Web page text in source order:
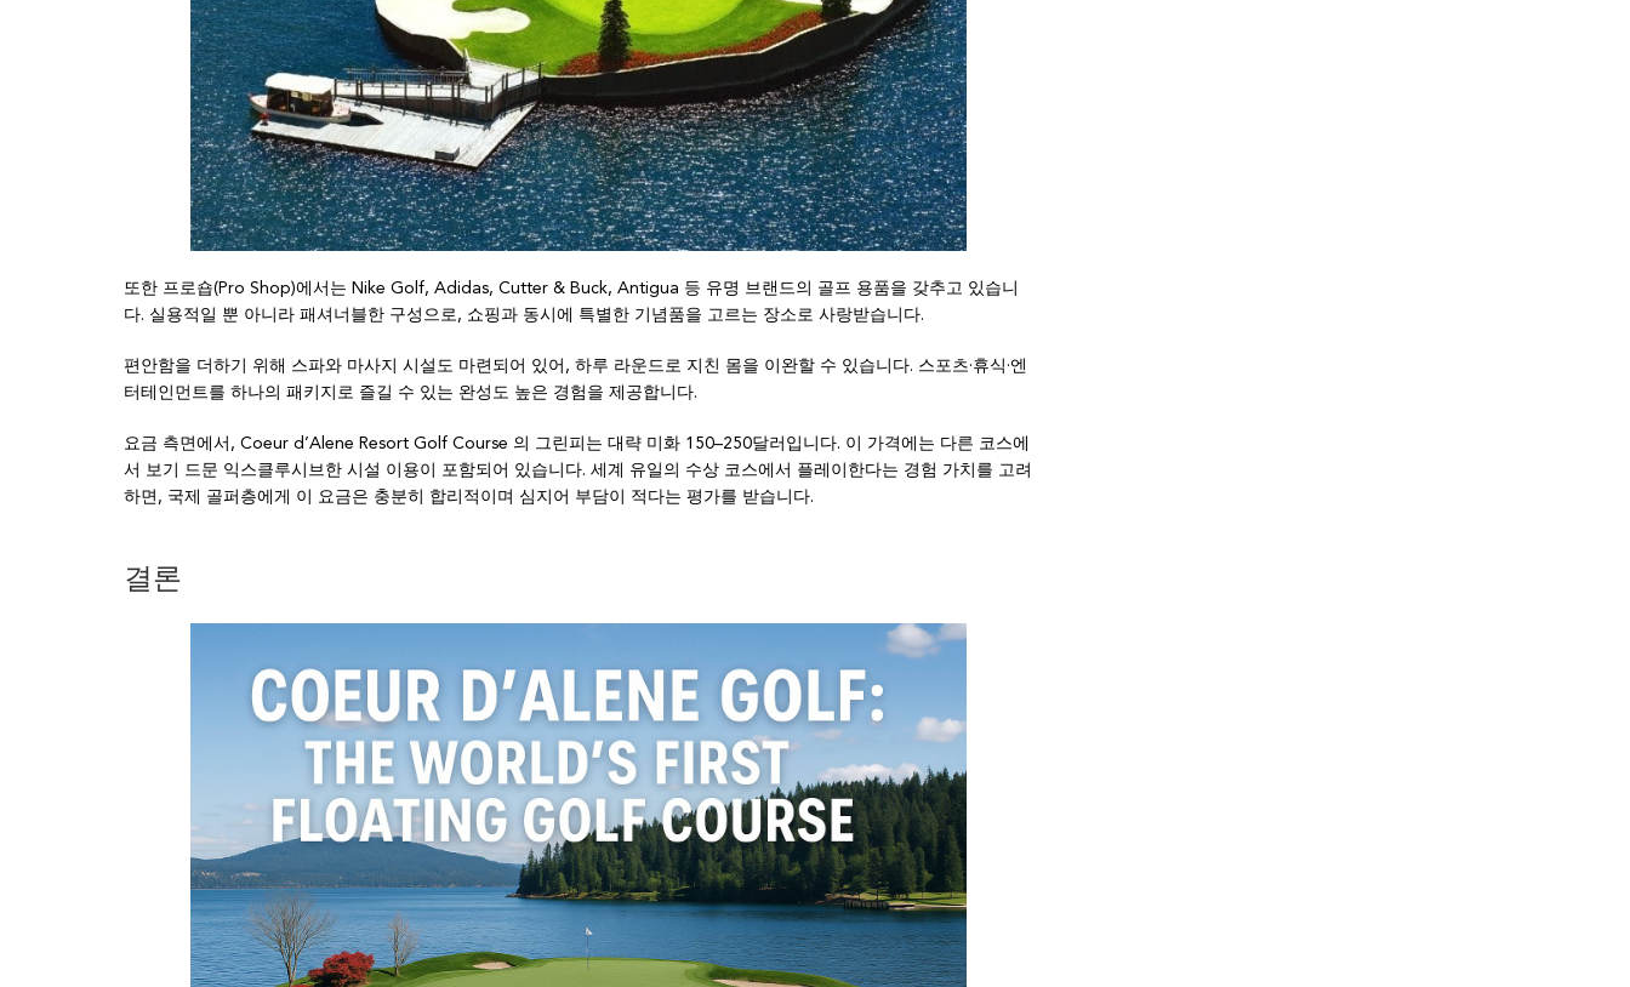
또한 프로숍(Pro Shop)에서는 Nike Golf, Adidas, Cutter & Buck, Antigua 등 유명 브랜드의 골프 용품을 갖추고 있습니
다. 실용적일 뿐 아니라 패셔너블한 구성으로, 쇼핑과 동시에 특별한 기념품을 고르는 장소로 사랑받습니다.
편안함을 더하기 위해 스파와 마사지 시설도 마련되어 있어, 하루 라운드로 지친 몸을 이완할 수 있습니다. 스포츠·휴식·엔
터테인먼트를 하나의 패키지로 즐길 수 있는 완성도 높은 경험을 제공합니다.
요금 측면에서, Coeur d’Alene Resort Golf Course 의 그린피는 대략 미화 150–250달러입니다. 이 가격에는 다른 코스에
서 보기 드문 익스클루시브한 시설 이용이 포함되어 있습니다. 세계 유일의 수상 코스에서 플레이한다는 경험 가치를 고려
하면, 국제 골퍼층에게 이 요금은 충분히 합리적이며 심지어 부담이 적다는 평가를 받습니다.
결론